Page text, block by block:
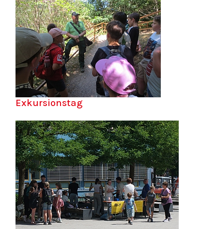
Exkursionstag